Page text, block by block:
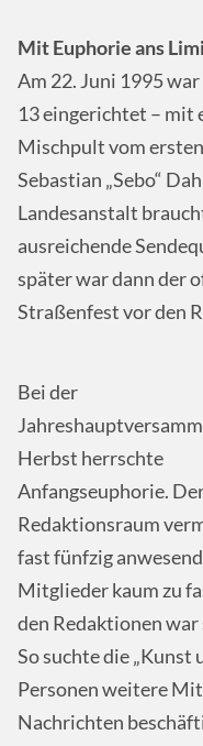
Mit Euphorie ans
Am 22. Juni 1995
13 eingerichtet – mit
Mischpult vom
Sebastian „Sebo“
Landesanstalt
ausreichende
später war dann der
Straßenfest vor den
Bei der
Herbst herrschte
Anfangseuphorie.
Redaktionsraum
fast fünfzig
Mitglieder kaum zu
den Redaktionen
So suchte die
Personen weitere
Nachrichten